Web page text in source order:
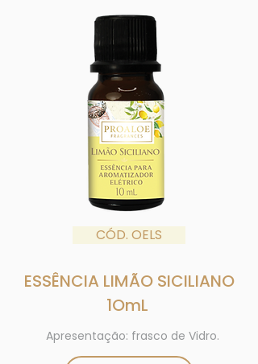
CÓD. OELS
ESSÊNCIA LIMÃO SICILIANO
1OmL
Apresentação: frasco de Vidro.